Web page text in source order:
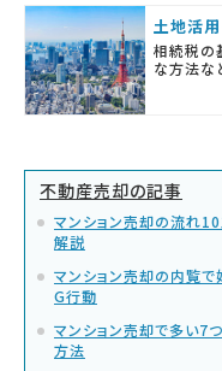
土地活用
相続税の
な方法な
不動産売却の記事
マンション売却の流れ
解説
マンション売却の内覧
G行動
マンション売却で多い7
方法